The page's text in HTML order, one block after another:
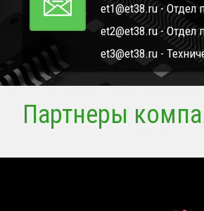
et1@et38.ru - Отдел
et2@et38.ru - Отдел
et3@et38.ru -
Партнеры